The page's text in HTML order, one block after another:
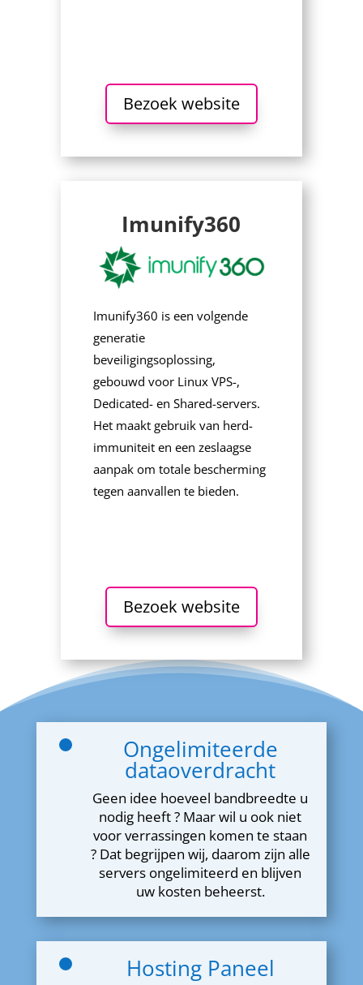
Bezoek website
Imunify360
Imunify360 is een volgende
generatie
beveiligingsoplossing,
gebouwd voor Linux VPS-,
Dedicated- en Shared-servers.
Het maakt gebruik van herd-
immuniteit en een zeslaagse
aanpak om totale bescherming
tegen aanvallen te bieden.
Bezoek website
Ongelimiteerde
dataoverdracht
Geen idee hoeveel bandbreedte u
nodig heeft ? Maar wil u ook niet
voor verrassingen komen te staan
? Dat begrijpen wij, daarom zijn alle
servers ongelimiteerd en blijven
uw kosten beheerst.
Hosting Paneel